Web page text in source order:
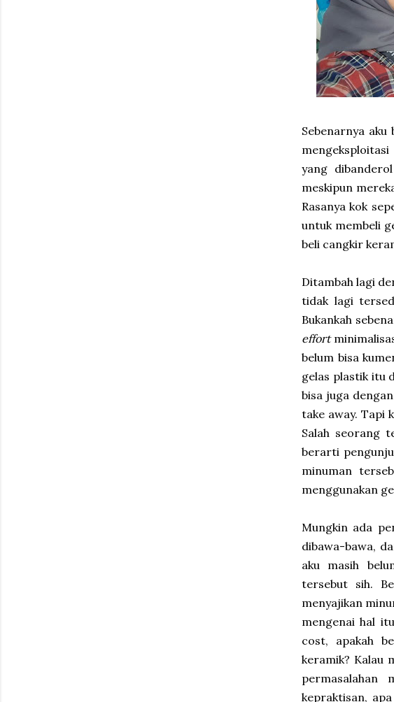
Sebenarnya
yang
meskipun
Rasanya kok
untuk membeli
beli cangkir
Ditambah lagi
tidak lagi
Bukankah
effort
belum bisa
gelas plastik itu
bisa juga
take away. Tapi
Salah seorang
berarti
minuman
menggunakan
Mungkin ada
dibawa-bawa,
aku masih
tersebut sih.
menyajikan
mengenai hal
cost, apakah
keramik? Kalau
permasalahan
kepraktisan,